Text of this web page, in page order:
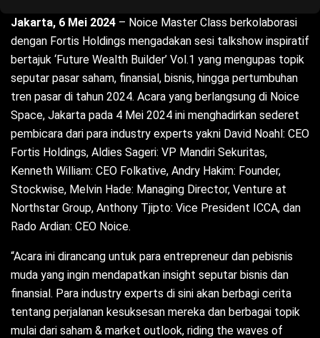
Jakarta, 6 Mei 2024 – Noice Master Class berkolaborasi
dengan Fortis Holdings mengadakan sesi talkshow inspiratif
bertajuk ‘Future Wealth Builder’ Vol.1 yang mengupas topik
seputar pasar saham, finansial, bisnis, hingga pertumbuhan
tren pasar di tahun 2024. Acara yang berlangsung di Noice
Space, Jakarta pada 4 Mei 2024 ini menghadirkan sederet
pembicara dari para industry experts yakni David Noahl: CEO
Fortis Holdings, Aldies Sageri: VP Mandiri Sekuritas,
Kenneth William: CEO Folkative, Andry Hakim: Founder,
Stockwise, Melvin Hade: Managing Director, Venture at
Northstar Group, Anthony Tjipto: Vice President ICCA, dan
Rado Ardian: CEO Noice.
“Acara ini dirancang untuk para entrepreneur dan pebisnis
muda yang ingin mendapatkan insight seputar bisnis dan
finansial. Para industry experts di sini akan berbagi cerita
tentang perjalanan kesuksesan mereka dan berbagai topik
mulai dari saham & market outlook, riding the waves of